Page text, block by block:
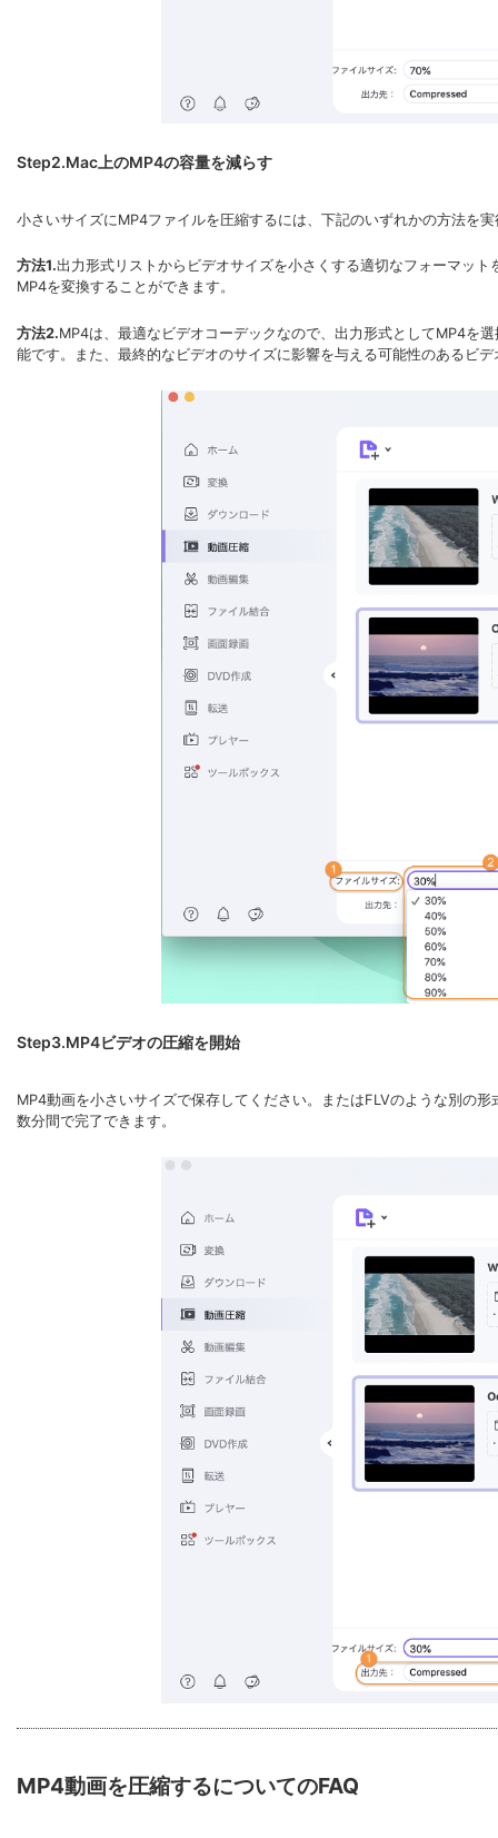
Step2.Mac上のMP4の容量を減らす
小さいサイズにMP4ファイルを圧縮するには、下記のいずれかの方法を
方法1.出力形式リストからビデオサイズを小さくする適切なフォーマッ
MP4を変換することができます。
方法2.MP4は、最適なビデオコーデックなので、出力形式としてMP4を
能です。また、最終的なビデオのサイズに影響を与える可能性のあるビ
Step3.MP4ビデオの圧縮を開始
MP4動画を小さいサイズで保存してください。またはFLVのような別の
数分間で完了できます。
MP4動画を圧縮するについてのFAQ